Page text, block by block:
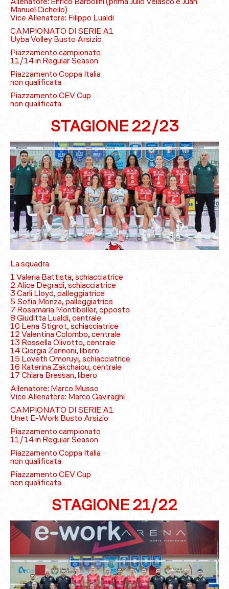
Allenatore: Enrico Barbolini (prima Julio Velasco e Juan
Manuel Cichello)
Vice Allenatore: Filippo Lualdi
CAMPIONATO DI SERIE A1
Uyba Volley Busto Arsizio
Piazzamento campionato
11/14 in Regular Season
Piazzamento Coppa Italia
non qualificata
Piazzamento CEV Cup
non qualificata
STAGIONE 22/23
La squadra
1 Valeria Battista, schiacciatrice
2 Alice Degradi, schiacciatrice
3 Carli Lloyd, palleggiatrice
5 Sofia Monza, palleggiatrice
7 Rosamaria Montibeller, opposto
8 Giuditta Lualdi, centrale
10 Lena Stigrot, schiacciatrice
12 Valentina Colombo, centrale
13 Rossella Olivotto, centrale
14 Giorgia Zannoni, libero
15 Loveth Omoruyi, schiacciatrice
16 Katerina Zakchaiou, centrale
17 Chiara Bressan, libero
Allenatore: Marco Musso
Vice Allenatore: Marco Gaviraghi
CAMPIONATO DI SERIE A1
Unet E-Work Busto Arsizio
Piazzamento campionato
11/14 in Regular Season
Piazzamento Coppa Italia
non qualificata
Piazzamento CEV Cup
non qualificata
STAGIONE 21/22